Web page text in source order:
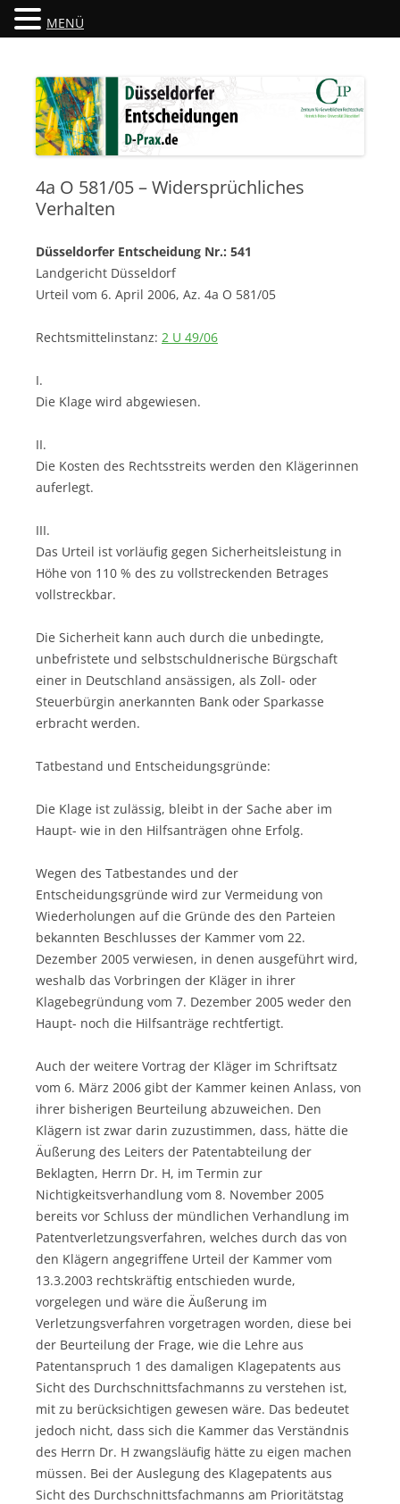
Düsseldorfer Entscheidungen
4a O 581/05 – Widersprüchliches
Verhalten
Düsseldorfer Entscheidung Nr.: 541
Landgericht Düsseldorf
Urteil vom 6. April 2006, Az. 4a O 581/05
Rechtsmittelinstanz: 2 U 49/06
I.
Die Klage wird abgewiesen.
II.
Die Kosten des Rechtsstreits werden den Klägerinnen
auferlegt.
III.
Das Urteil ist vorläufig gegen Sicherheitsleistung in
Höhe von 110 % des zu vollstreckenden Betrages
vollstreckbar.
Die Sicherheit kann auch durch die unbedingte,
unbefristete und selbstschuldnerische Bürgschaft
einer in Deutschland ansässigen, als Zoll- oder
Steuerbürgin anerkannten Bank oder Sparkasse
erbracht werden.
Tatbestand und Entscheidungsgründe:
Die Klage ist zulässig, bleibt in der Sache aber im
Haupt- wie in den Hilfsanträgen ohne Erfolg.
Wegen des Tatbestandes und der
Entscheidungsgründe wird zur Vermeidung von
Wiederholungen auf die Gründe des den Parteien
bekannten Beschlusses der Kammer vom 22.
Dezember 2005 verwiesen, in denen ausgeführt wird,
weshalb das Vorbringen der Kläger in ihrer
Klagebegründung vom 7. Dezember 2005 weder den
Haupt- noch die Hilfsanträge rechtfertigt.
Auch der weitere Vortrag der Kläger im Schriftsatz
vom 6. März 2006 gibt der Kammer keinen Anlass, von
ihrer bisherigen Beurteilung abzuweichen. Den
Klägern ist zwar darin zuzustimmen, dass, hätte die
Äußerung des Leiters der Patentabteilung der
Beklagten, Herrn Dr. H, im Termin zur
Nichtigkeitsverhandlung vom 8. November 2005
bereits vor Schluss der mündlichen Verhandlung im
Patentverletzungsverfahren, welches durch das von
den Klägern angegriffene Urteil der Kammer vom
13.3.2003 rechtskräftig entschieden wurde,
vorgelegen und wäre die Äußerung im
Verletzungsverfahren vorgetragen worden, diese bei
der Beurteilung der Frage, wie die Lehre aus
Patentanspruch 1 des damaligen Klagepatents aus
Sicht des Durchschnittsfachmanns zu verstehen ist,
mit zu berücksichtigen gewesen wäre. Das bedeutet
jedoch nicht, dass sich die Kammer das Verständnis
des Herrn Dr. H zwangsläufig hätte zu eigen machen
müssen. Bei der Auslegung des Klagepatents aus
Sicht des Durchschnittsfachmanns am Prioritätstag
MENÜ